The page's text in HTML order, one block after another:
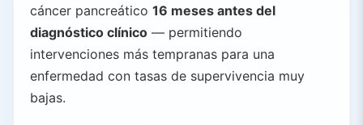
cáncer pancreático 16 meses antes del
diagnóstico clínico — permitiendo
intervenciones más tempranas para una
enfermedad con tasas de supervivencia muy
bajas.